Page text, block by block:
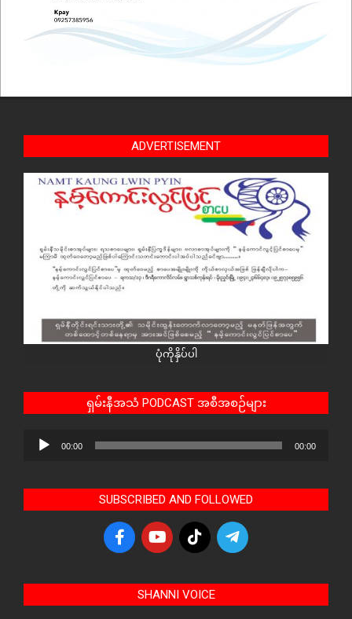
ADVERTISEMENT
ပုံကိုနှိပ်ပါ
ရှမ်းနီအသံ PODCAST အစီအစဉ်များ
Audio
00:00 00:00
SUBSCRIBED AND FOLLOWED
SHANNI VOICE